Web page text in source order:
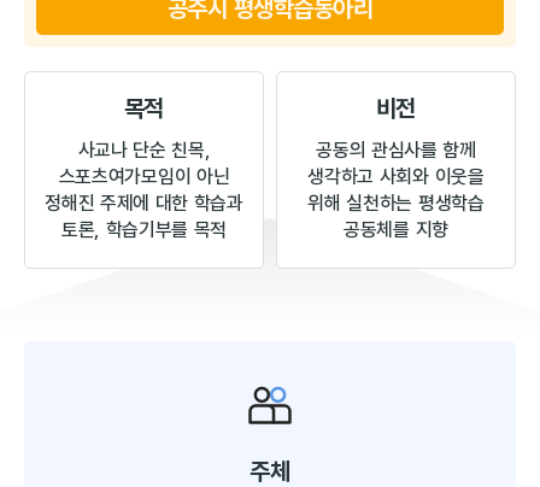
공주시 평생학습동아리
목적
사교나 단순 친목,
스포츠여가모임이 아닌
정해진 주제에 대한 학습과
토론, 학습기부를 목적
비전
공동의 관심사를 함께
생각하고 사회와 이웃을
위해 실천하는 평생학습
공동체를 지향
주체